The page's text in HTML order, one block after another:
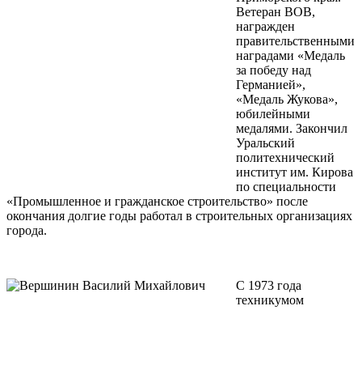
Ветеран ВОВ,
награжден
правительственными
наградами «Медаль
за победу над
Германией»,
«Медаль Жукова»,
юбилейными
медалями. Закончил
Уральский
политехнический
институт им. Кирова
по специальности
«Промышленное и гражданское строительство» после
окончания долгие годы работал в строительных организациях
города.
С 1973 года
техникумом